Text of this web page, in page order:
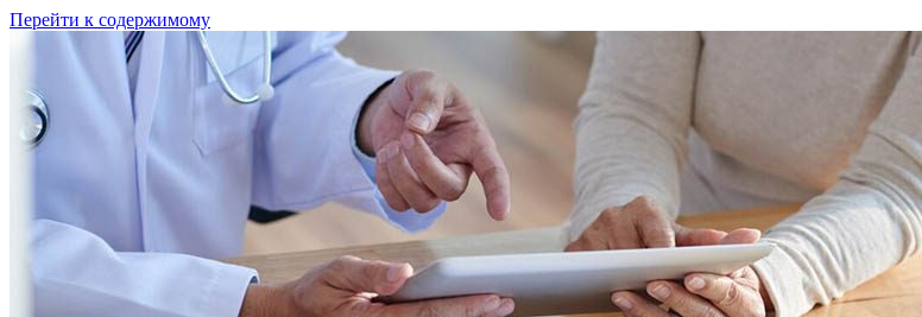
Перейти к содержимому